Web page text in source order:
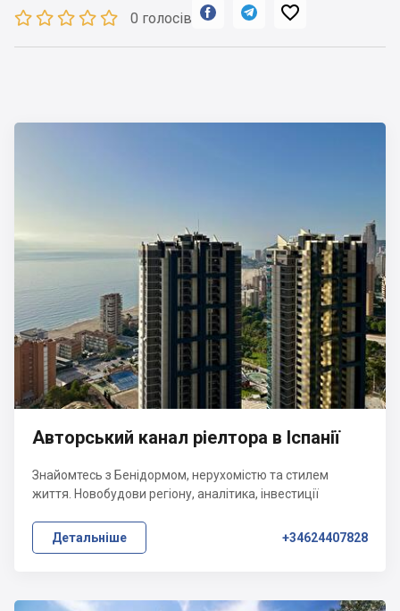
0 голосів
  
Авторський канал ріелтора в Іспанії
Знайомтесь з Бенідормом, нерухомістю та стилем
життя. Новобудови регіону, аналітика, інвестиції
Детальніше +34624407828